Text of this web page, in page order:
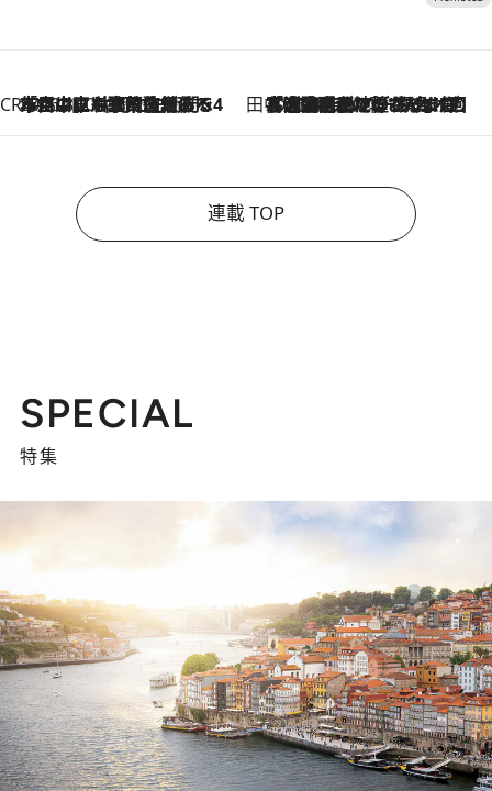
CREA'S CHOICE
2026.8.7
「立川にも歌舞伎があるんだよ」 片岡仁左衛門・市川中車ら豪華座組みで4年目の立川立飛歌舞伎へ 田中稲の勝手に再ブーム
2026.8.7
「湘南乃風に憧れて」観客大盛上がりの“タオル回し”に、ラッパー顔負けの高速歌唱まで…さだまさし（74）のアグレッシブすぎる現在地
連載 TOP
SPECIAL
特集